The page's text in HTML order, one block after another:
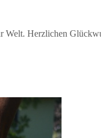
Welt. Herzlichen